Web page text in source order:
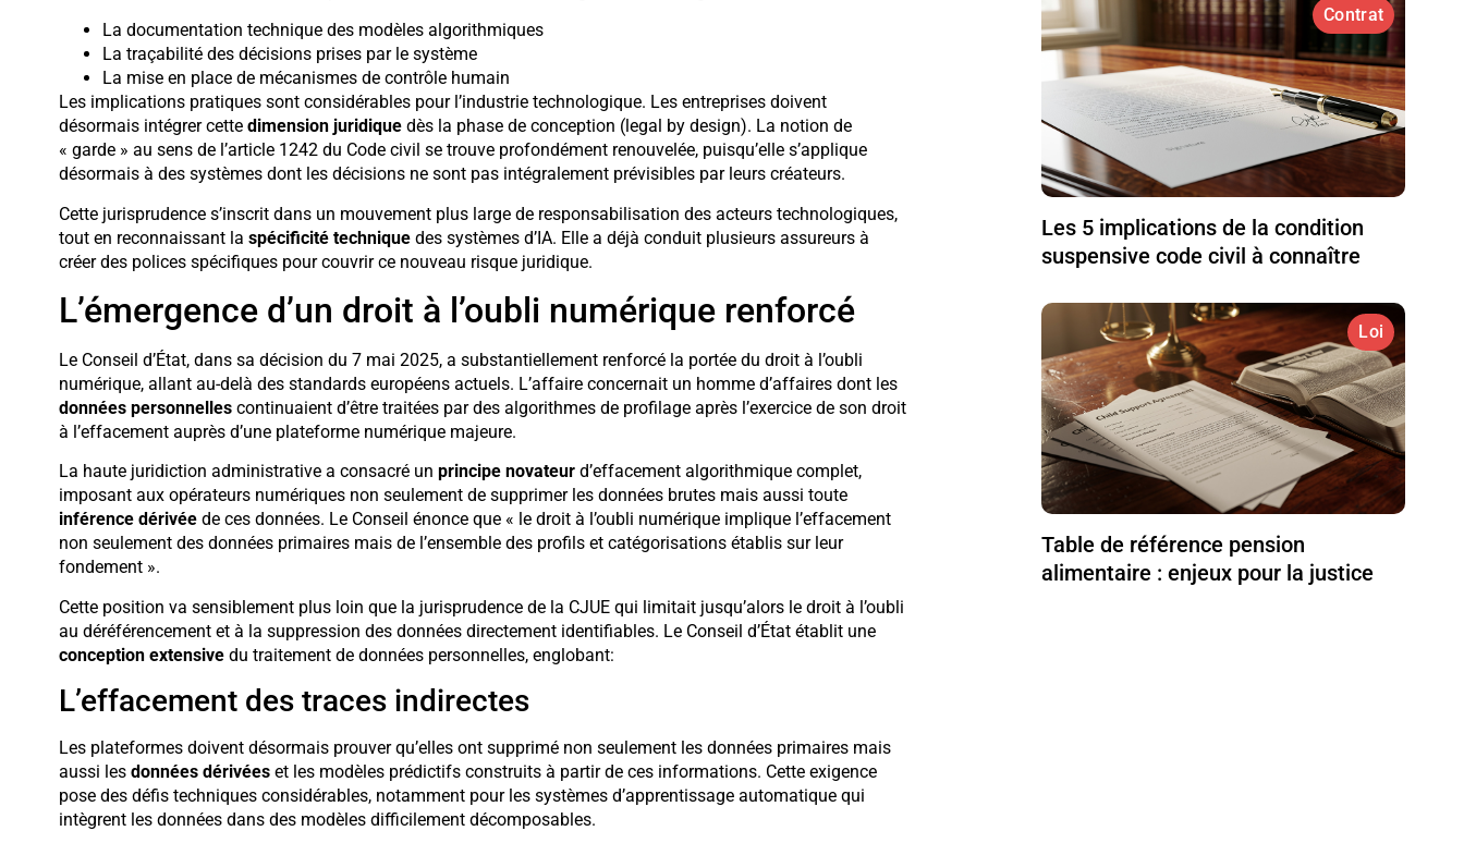
La documentation technique des modèles algorithmiques
La traçabilité des décisions prises par le système
La mise en place de mécanismes de contrôle humain
Les implications pratiques sont considérables pour l’industrie technologique. Les entreprises doivent
désormais intégrer cette dimension juridiquedès la phase de conception (legal by design). La notion de
« garde » au sens de l’article 1242 du Code civil se trouve profondément renouvelée, puisqu’elle s’applique
désormais à des systèmes dont les décisions ne sont pas intégralement prévisibles par leurs créateurs.
Cette jurisprudence s’inscrit dans un mouvement plus large de responsabilisation des acteurs technologiques,
tout en reconnaissant la spécificité techniquedes systèmes d’IA. Elle a déjà conduit plusieurs assureurs à
créer des polices spécifiques pour couvrir ce nouveau risque juridique.
L’émergence d’un droit à l’oubli numérique renforcé
Le Conseil d’État, dans sa décision du 7 mai 2025, a substantiellement renforcé la portée du droit à l’oubli
numérique, allant au-delà des standards européens actuels. L’affaire concernait un homme d’affaires dont les
données personnellescontinuaient d’être traitées par des algorithmes de profilage après l’exercice de son droit
à l’effacement auprès d’une plateforme numérique majeure.
La haute juridiction administrative a consacré un principe novateurd’effacement algorithmique complet,
imposant aux opérateurs numériques non seulement de supprimer les données brutes mais aussi toute
inférence dérivéede ces données. Le Conseil énonce que « le droit à l’oubli numérique implique l’effacement
non seulement des données primaires mais de l’ensemble des profils et catégorisations établis sur leur
fondement ».
Cette position va sensiblement plus loin que la jurisprudence de la CJUE qui limitait jusqu’alors le droit à l’oubli
au déréférencement et à la suppression des données directement identifiables. Le Conseil d’État établit une
conception extensivedu traitement de données personnelles, englobant:
L’effacement des traces indirectes
Les plateformes doivent désormais prouver qu’elles ont supprimé non seulement les données primaires mais
aussi les données dérivéeset les modèles prédictifs construits à partir de ces informations. Cette exigence
pose des défis techniques considérables, notamment pour les systèmes d’apprentissage automatique qui
intègrent les données dans des modèles difficilement décomposables.
Contrat
Les 5 implications de la condition
suspensive code civil à connaître
Loi
Table de référence pension
alimentaire : enjeux pour la justice